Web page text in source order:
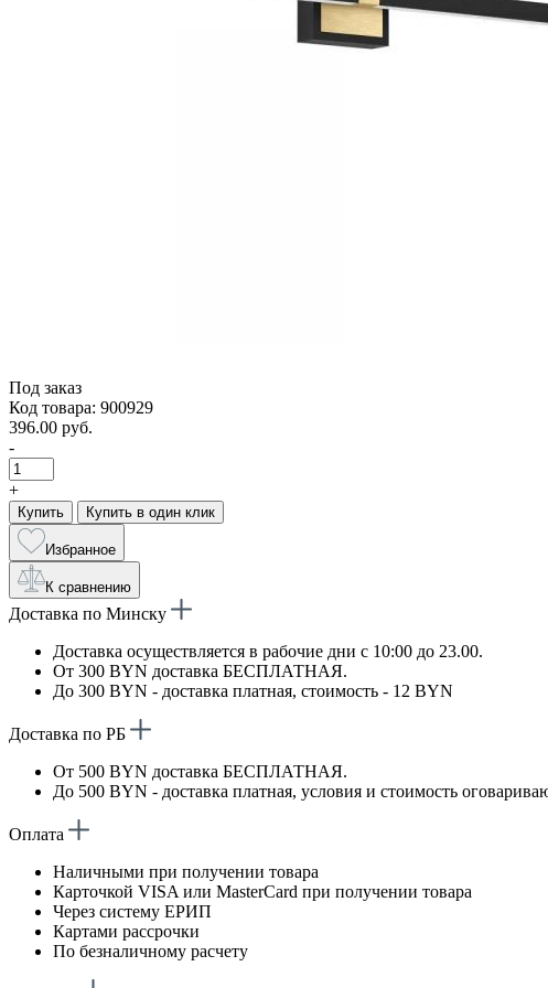
Под заказ
Код товара: 900929
396.00 руб.
-
+
Купить Купить в один клик
Избранное
К сравнению
Доставка по Минску
Доставка осуществляется в рабочие дни с 10:00 до 23.00.
От 300 BYN доставка БЕСПЛАТНАЯ.
До 300 BYN - доставка платная, стоимость - 12 BYN
Доставка по РБ
От 500 BYN доставка БЕСПЛАТНАЯ.
До 500 BYN - доставка платная, условия и стоимость
Оплата
Наличными при получении товара
Карточкой VISA или MasterCard при получении товара
Через систему ЕРИП
Картами рассрочки
По безналичному расчету